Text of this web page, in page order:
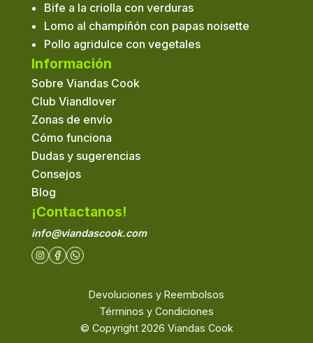
Bife a la criolla con verduras
Lomo al champiñón con papas noisette
Pollo agridulce con vegetales
Información
Sobre Viandas Cook
Club Viandlover
Zonas de envío
Cómo funciona
Dudas y sugerencias
Consejos
Blog
¡Contactanos!
info@viandascook.com
Devoluciones y Reembolsos
Términos y Condiciones
© Copyright 2026 Viandas Cook